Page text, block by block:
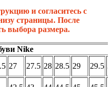
и согласитесь с
страницы. После
выбора размера.
Nike
27 27.5 28 28.5 29 29.5